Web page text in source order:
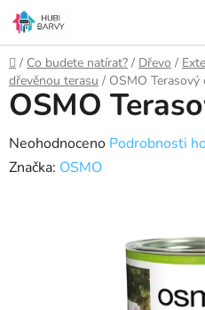
Přejít
na
obsah
Domů
/ Co budete natírat? / Dřevo /
dřevěnou terasu / OSMO Terasový
OSMO
Průměrné
hodnocení
Neohodnoceno Podrobnosti
Značka: OSMO